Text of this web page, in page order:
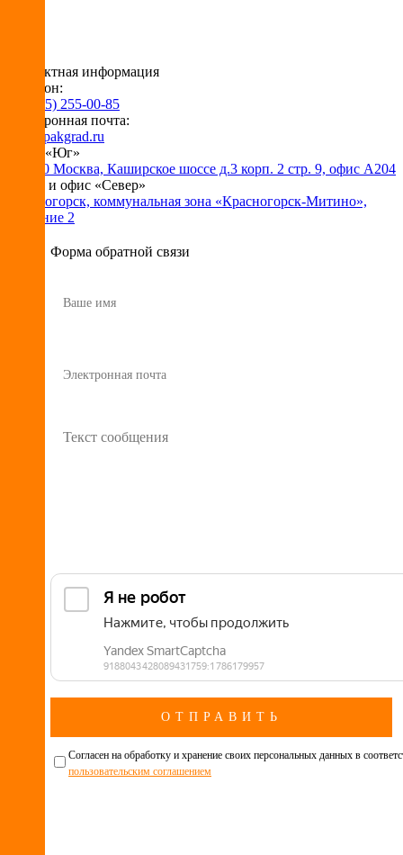
Контактная информация
Телефон:
+7 (495) 255-00-85
Электронная почта:
info@pakgrad.ru
Офис «Юг»
115230 Москва, Каширское шоссе д.3 корп. 2 стр. 9, офис А204
Склад и офис «Север»
Красногорск, коммунальная зона «Красногорск-Митино»,
владение 2
Форма обратной связи
Cогласен на обработку и хранение своих персональных данных в
пользовательским соглашением